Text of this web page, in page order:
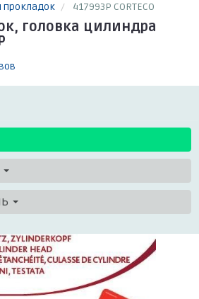
417993P CORTECO
головка цилиндра